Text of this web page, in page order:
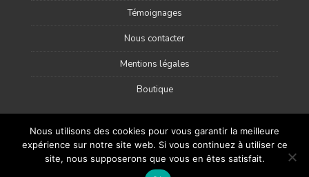
Témoignages
Nous contacter
Mentions légales
Boutique
Made with love by snowflike – happy women in the mountains
Nous utilisons des cookies pour vous garantir la meilleure
expérience sur notre site web. Si vous continuez à utiliser ce
site, nous supposerons que vous en êtes satisfait.